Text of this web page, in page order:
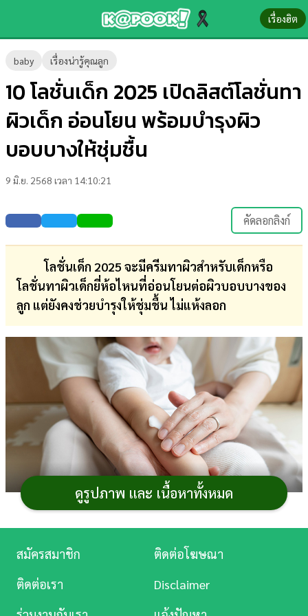
เรื่องฮิต
baby เรื่องน่ารู้คุณลูก
10 โลชั่นเด็ก 2025 เปิดลิสต์โลชั่นทา
ผิวเด็ก อ่อนโยน พร้อมบำรุงผิว
บอบบางให้ชุ่มชื้น
9 มิ.ย. 2568 เวลา 14:10:21
คัดลอกลิงก์
โลชั่นเด็ก 2025 จะมีครีมทาผิวสำหรับเด็กหรือ
โลชั่นทาผิวเด็กยี่ห้อไหนที่อ่อนโยนต่อผิวบอบบางของ
ลูก แต่ยังคงช่วยบำรุงให้ชุ่มชื้น ไม่แห้งลอก
คุณพ่อคุณแม่ย่อมทราบดีว่าผิวของลูกน้อยนั้นบอบบาง
และไวต่อสิ่งเร้าได้ง่าย ดังนั้นไม่ว่าจะเป็นสภาพอากาศ สิ่ง
แวดล้อมรอบตัว หรือแม้กระทั่งมลภาวะ ก็อาจทำให้ผิวของ
ดูรูปภาพ และ เนื้อหาทั้งหมด
ข่าว-
ความ
รู้
บันเทิง
ตรวจ
หวย
บอล
สด
เงิน
ศึกษา
บันเทิง
หนัง
สมัครสมาชิก
ติดต่อโฆษณา
ติดต่อเรา
Disclaimer